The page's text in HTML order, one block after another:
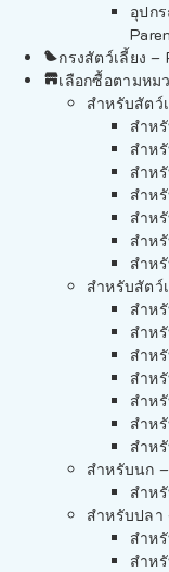
อุปก
กรงสัตว์เลี้ยง –
เลือกซื้อตามหม
สำหรับสัตว์
สำห
สำห
สำห
สำห
สำห
สำห
สำห
สำหรับสัตว์
สำห
สำห
สำห
สำห
สำห
สำห
สำห
สำหรับนก
สำห
สำหรับปลา
สำห
สำห